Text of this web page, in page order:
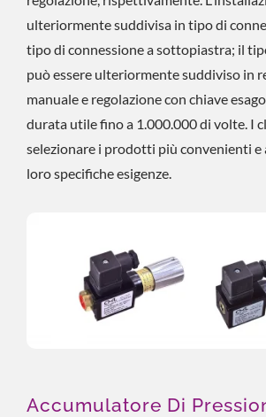
ulteriormente suddivisa in tipo di
tipo di connessione a sottopiastra; il
può essere ulteriormente suddiviso in
manuale e regolazione con chiave
durata utile fino a 1.000.000 di volte. I
selezionare i prodotti più convenienti e
loro specifiche esigenze.
Accumulatore Di